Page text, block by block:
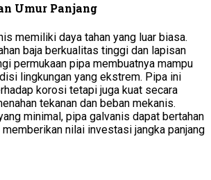
Umur Panjang
memiliki daya tahan yang luar biasa.
baja berkualitas tinggi dan lapisan
permukaan pipa membuatnya mampu
lingkungan yang ekstrem. Pipa ini
korosi tetapi juga kuat secara
tekanan dan beban mekanis.
minimal, pipa galvanis dapat bertahan
nilai investasi jangka panjang